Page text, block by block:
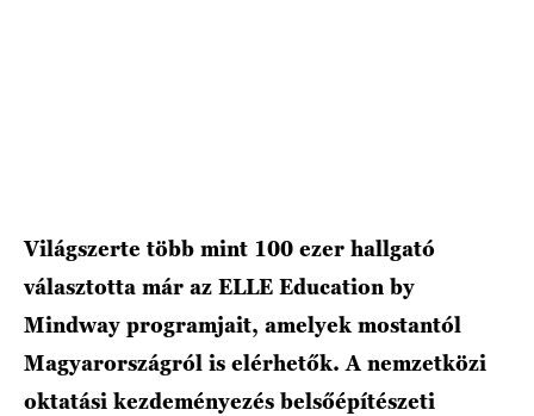
Világszerte több mint 100 ezer hallgató
választotta már az ELLE Education by
Mindway programjait, amelyek mostantól
Magyarországról is elérhetők. A nemzetközi
oktatási kezdeményezés belsőépítészeti